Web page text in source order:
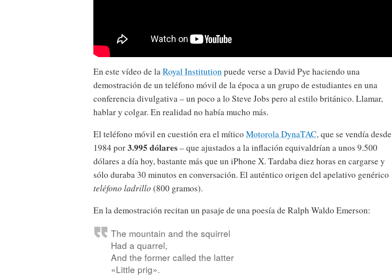
En este vídeo de laRoyal Institutionpuede verse a David Pye haciendo una
demostración de un teléfono móvil de la época a un grupo de estudiantes en una
conferencia divulgativa – un poco a lo Steve Jobs pero al estilo británico. Llamar,
hablar y colgar. En realidad no había mucho más.
El teléfono móvil en cuestión era el mítico Motorola DynaTAC, que se vendía desde
1984 por3.995 dólares– que ajustados a la inflación equivaldrían a unos 9.500
dólares a día hoy, bastante más que un iPhone X. Tardaba diez horas en cargarse y
sólo duraba 30 minutos en conversación. El auténtico origen del apelativo genérico
teléfono ladrillo (800 gramos).
En la demostración recitan un pasaje de una poesía de Ralph Waldo Emerson:
The mountain and the squirrel
Had a quarrel,
And the former called the latter
«Little prig».